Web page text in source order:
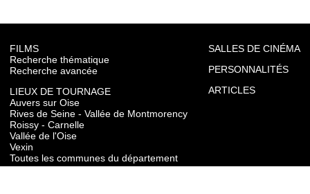
FILMS
Recherche thématique
Recherche avancée
LIEUX DE TOURNAGE
Auvers sur Oise
Rives de Seine - Vallée de Montmorency
Roissy - Carnelle
Vallée de l'Oise
Vexin
Toutes les communes du département
SALLES DE CINÉMA
PERSONNALITÉS
ARTICLES